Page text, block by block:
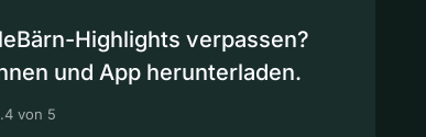
Highlights verpassen?
und App herunterladen.
von 5